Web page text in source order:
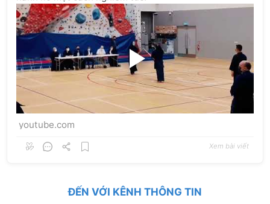
youtube.com
Xem bài viết
ĐẾN VỚI KÊNH THÔNG TIN